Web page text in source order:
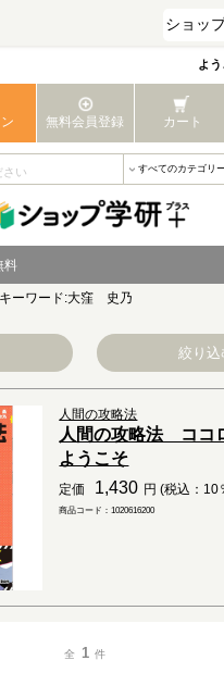
よ
無料会員登録 カート
料
キーワード:大窪 史乃
絞り込
人間の攻略法
人間の攻略法 ココ
ようこそ
定価 1,430 円 (税込：10
商品コード：1020616200
全 1 件